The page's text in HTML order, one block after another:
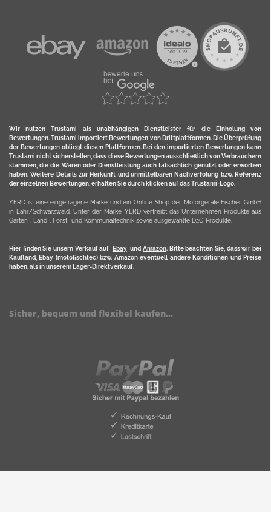
Wir nutzen Trustami als unabhängigen Dienstleister für die Einholung von
Bewertungen. Trustami importiert Bewertungen von Drittplattformen. Die Überprüfung
der Bewertungen obliegt diesen Plattformen. Bei den importierten Bewertungen kann
Trustami nicht sicherstellen, dass diese Bewertungen ausschließlich von Verbrauchern
stammen, die die Waren oder Dienstleistung auch tatsächlich genutzt oder erworben
haben. Weitere Details zur Herkunft und unmittelbaren Nachverfolung bzw. Referenz
der einzelnen Bewertungen, erhalten Sie durch klicken auf das Trustami-Logo.
YERD ist eine eingetragene Marke und ein Online-Shop der Motorgeräte Fischer GmbH
in Lahr/Schwarzwald. Unter der Marke YERD vertreibt das Unternehmen Produkte aus
Garten-, Land-, Forst- und Kommunaltechnik sowie ausgewählte D2C-Produkte.
Hier finden Sie unsern Verkauf auf Ebayund Amazon. Bitte beachten Sie, dass wir bei
Kaufland, Ebay (motofischtec) bzw. Amazon eventuell andere Konditionen und Preise
haben, als in unserem Lager-Direktverkauf.
Sicher, bequem und flexibel kaufen...